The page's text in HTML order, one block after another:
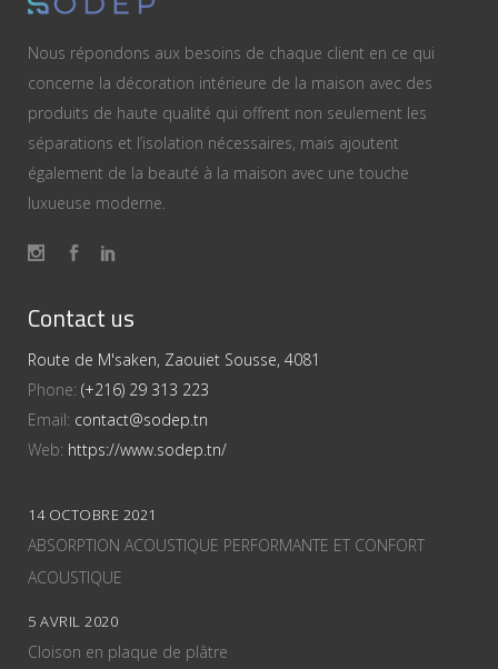
Nous répondons aux besoins de chaque client en ce qui
concerne la décoration intérieure de la maison avec des
produits de haute qualité qui offrent non seulement les
séparations et l’isolation nécessaires, mais ajoutent
également de la beauté à la maison avec une touche
luxueuse moderne.
Contact us
Route de M'saken, Zaouiet Sousse, 4081
Phone: (+216) 29 313 223
Email: contact@sodep.tn
Web: https://www.sodep.tn/
14 OCTOBRE 2021
ABSORPTION ACOUSTIQUE PERFORMANTE ET CONFORT
ACOUSTIQUE
5 AVRIL 2020
Cloison en plaque de plâtre